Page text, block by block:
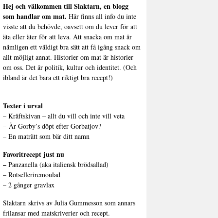
Hej och välkommen till Slaktarn, en blogg
som handlar om mat. Här finns all info du inte
visste att du behövde, oavsett om du lever för att
äta eller äter för att leva. Att snacka om mat är
nämligen ett väldigt bra sätt att få igång snack om
allt möjligt annat. Historier om mat är historier
om oss. Det är politik, kultur och identitet. (Och
ibland är det bara ett riktigt bra recept!)
Texter i urval
– Kräftskivan – allt du vill och inte vill veta
– Är Gorby’s döpt efter Gorbatjov?
– En maträtt som bär ditt namn
Favoritrecept just nu
– Panzanella (aka italiensk brödsallad)
– Rotselleriremoulad
– 2 gånger gravlax
Slaktarn skrivs av Julia Gummesson som annars
frilansar med matskriverier och recept.